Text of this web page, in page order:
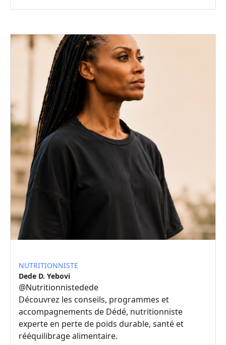
NUTRITIONNISTE
Dede D. Yebovi
@Nutritionnistedede
Découvrez les conseils, programmes et
accompagnements de Dédé, nutritionniste
experte en perte de poids durable, santé et
rééquilibrage alimentaire.